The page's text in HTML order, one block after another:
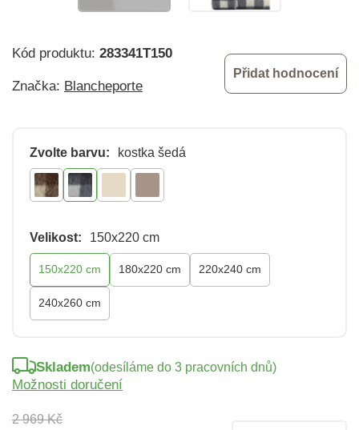
Kód produktu: 283341T150
Značka: Blancheporte
Přidat hodnocení
Zvolte barvu: kostka šedá
Velikost: 150x220 cm
150x220 cm 180x220 cm 220x240 cm
240x260 cm
2 969 Kč
Skladem(odesíláme do 3 pracovních dnů)
Možnosti doručení